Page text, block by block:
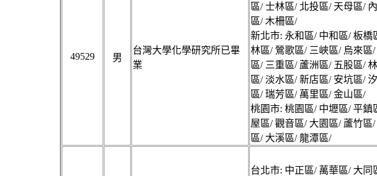
49529 男
台灣大學化學研究所已畢
業
區/ 士林區/ 北投區/ 天母區/
區/ 木柵區/
新北市: 永和區/ 中和區/ 板橋
林區/ 鶯歌區/ 三峽區/ 烏來區
區/ 三重區/ 蘆洲區/ 五股區/
區/ 淡水區/ 新店區/ 安坑區/
區/ 瑞芳區/ 萬里區/ 金山區/
桃園市: 桃園區/ 中壢區/ 平鎮
屋區/ 觀音區/ 大園區/ 蘆竹區
區/ 大溪區/ 龍潭區/
台北市: 中正區/ 萬華區/ 大同